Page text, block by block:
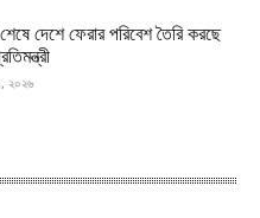
শেষে দেশে ফেরার পরিবেশ তৈরি করছে
২০২৬